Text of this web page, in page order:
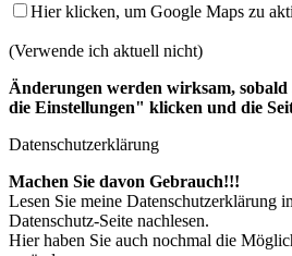
Hier klicken, um Google Maps zu
(Verwende ich aktuell nicht)
Änderungen werden wirksam,
die Einstellungen" klicken und die
Datenschutzerklärung
Machen Sie davon Gebrauch!!!
Lesen Sie meine Datenschutzerklärung
Datenschutz-Seite nachlesen.
Hier haben Sie auch nochmal die